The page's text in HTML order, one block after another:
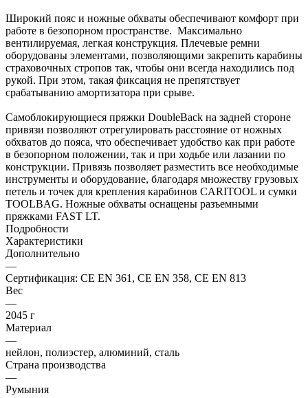
Широкий пояс и ножные обхваты обеспечивают комфорт при
работе в безопорном пространстве. Максимально
вентилируемая, легкая конструкция. Плечевые ремни
оборудованы элементами, позволяющими закрепить карабины
страховочных стропов так, чтобы они всегда находились под
рукой. При этом, такая фиксация не препятствует
срабатыванию амортизатора при срыве.
Самоблокирующиеся пряжки DoubleBack на задней стороне
привязи позволяют отрегулировать расстояние от ножных
обхватов до пояса, что обеспечивает удобство как при работе
в безопорном положении, так и при ходьбе или лазании по
конструкции. Привязь позволяет разместить все необходимые
инструменты и оборудование, благодаря множеству грузовых
петель и точек для крепления карабинов CARITOOL и сумки
TOOLBAG. Ножные обхваты оснащены разъемными
пряжками FAST LT.
Подробности
Характеристики
Дополнительно
—
Сертификация: CE EN 361, CE EN 358, CE EN 813
Вес
—
2045 г
Материал
—
нейлон, полиэстер, алюминий, сталь
Страна производства
—
Румыния